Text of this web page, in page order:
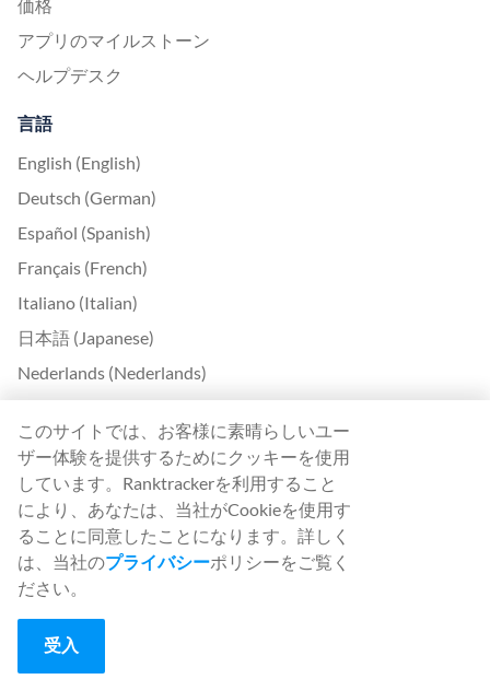
価格
アプリのマイルストーン
ヘルプデスク
言語
English (English)
Deutsch (German)
Español (Spanish)
Français (French)
Italiano (Italian)
日本語 (Japanese)
Nederlands (Nederlands)
Português (Portuguese)
Svenska (Swedish)
Türkçe (Turkish)
中文 (Chinese)
Български (Bulgarian)
Čeština (Czech)
Dansk (Danish)
このサイトでは、お客様に素晴らしいユー
ザー体験を提供するためにクッキーを使用
しています。Ranktrackerを利用すること
により、あなたは、当社がCookieを使用す
ることに同意したことになります。詳しく
は、当社のプライバシーポリシーをご覧く
ださい。
受入